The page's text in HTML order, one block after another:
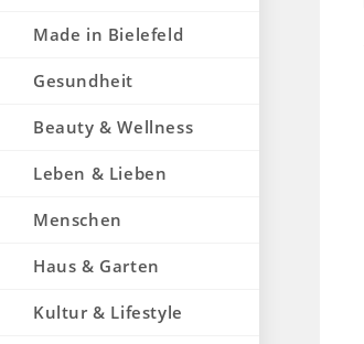
Made in Bielefeld
Gesundheit
Beauty & Wellness
Leben & Lieben
Menschen
Haus & Garten
Kultur & Lifestyle